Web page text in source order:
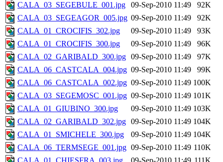
CALA_03_SEGEBULE_001.jpg
09-Sep-2010 11:49
92K
CALA_03_SEGEAGOR_005.jpg 09-Sep-2010 11:49
92K
CALA_01_CROCIFIS_302.jpg
09-Sep-2010 11:49
93K
CALA_01_CROCIFIS_300.jpg
09-Sep-2010 11:49
96K
CALA_02_GARIBALD_300.jpg 09-Sep-2010 11:49
97K
CALA_06_CASTCALA_004.jpg 09-Sep-2010 11:49
99K
CALA_06_CASTCALA_002.jpg 09-Sep-2010 11:49 100K
CALA_03_SEGEMOSC_001.jpg 09-Sep-2010 11:49 101K
CALA_01_GIUBINO_300.jpg
09-Sep-2010 11:49 103K
CALA_02_GARIBALD_302.jpg 09-Sep-2010 11:49 104K
CALA_01_SMICHELE_300.jpg
09-Sep-2010 11:49 104K
CALA_06_TERMSEGE_001.jpg 09-Sep-2010 11:49 110K